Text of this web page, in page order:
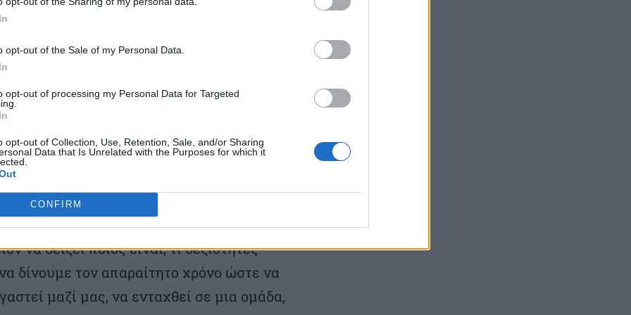
opt-out of the Sale of my Personal Data.
opt-out of processing my Personal Data for Targeted
opt-out of Collection, Use, Retention, Sale, and/or Sharing
Data that Is Unrelated with the Purposes for which it
CONFIRM
ευθύνη των αποφάσεων μας.
ποιο είναι το παιδί μας ή ο φίλος μας ή
να μας αγαπάμε για αυτό που γίναμε,
και να μην αγαπάμε για αυτό που
μας και ανάπτυξη μπορούμε να τα
και κουβαλάμε μέσα μας. Ταυτόχρονα
να δείξει ποιος είναι, τι δεξιότητες
δίνουμε τον απαραίτητο χρόνο ώστε να
μαζί μας, να ενταχθεί σε μια ομάδα,